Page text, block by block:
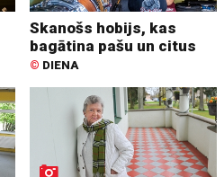
Skanošs hobijs, kas
bagātina pašu un citus
© DIENA